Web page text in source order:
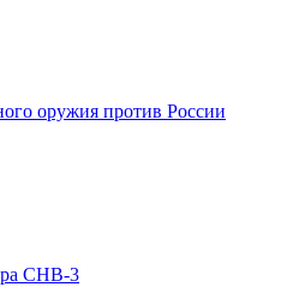
оружия против России
СНВ-3